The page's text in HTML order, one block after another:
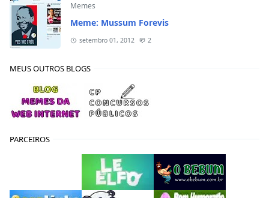
Memes
Meme: Mussum Forevis
setembro 01, 2012 2
MEUS OUTROS BLOGS
PARCEIROS